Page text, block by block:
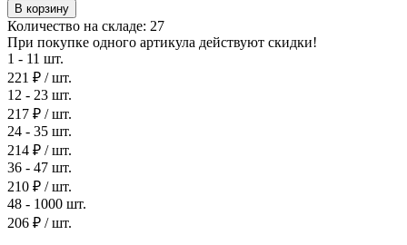
В корзину
Количество на складе: 27
При покупке одного артикула действуют скидки!
1 - 11 шт.
221 ₽ / шт.
12 - 23 шт.
217 ₽ / шт.
24 - 35 шт.
214 ₽ / шт.
36 - 47 шт.
210 ₽ / шт.
48 - 1000 шт.
206 ₽ / шт.